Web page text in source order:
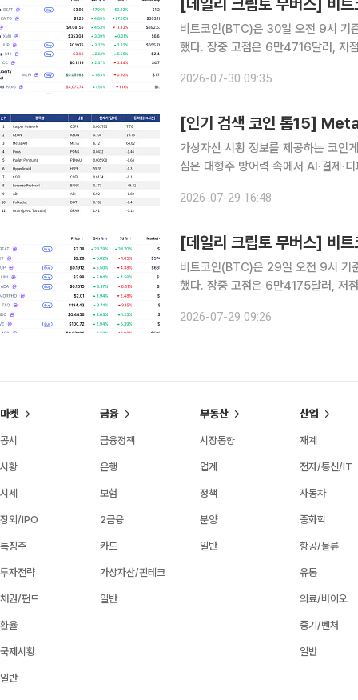
비트코인(BTC)은 30일 오전 9시
했다. 장중 고점은 6만4716달러, 저
2026-07-30 09:35
가상자산 시황 정보를 제공하는 코
심은 대형주 방어력 속에서 AI·결제·
준 64.02% 올랐고 시가총액은 1억
2026-07-29 16:48
비트코인(BTC)은 29일 오전 9시
했다. 장중 고점은 6만4175달러, 저
2026-07-29 09:26
마켓
공시
시황
시세
장외/IPO
특징주
투자전략
채권/펀드
환율
국제시황
일반
금융
금융정책
은행
보험
2금융
카드
가상자산/핀테크
일반
부동산
시장동향
업계
정책
분양
일반
산업
재계
전자/통신/IT
자동차
중화학
항공/물류
유통
의료/바이오
중기/벤처
일반